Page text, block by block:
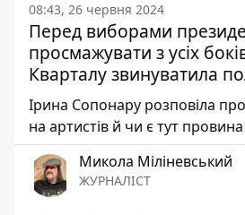
08:43, 26 червня 2024
Перед виборами
просмажувати з усіх
Кварталу звинуватила
Ірина Сопонару розповіла
на артистів й чи є тут
Микола Міліневський
ЖУРНАЛІСТ